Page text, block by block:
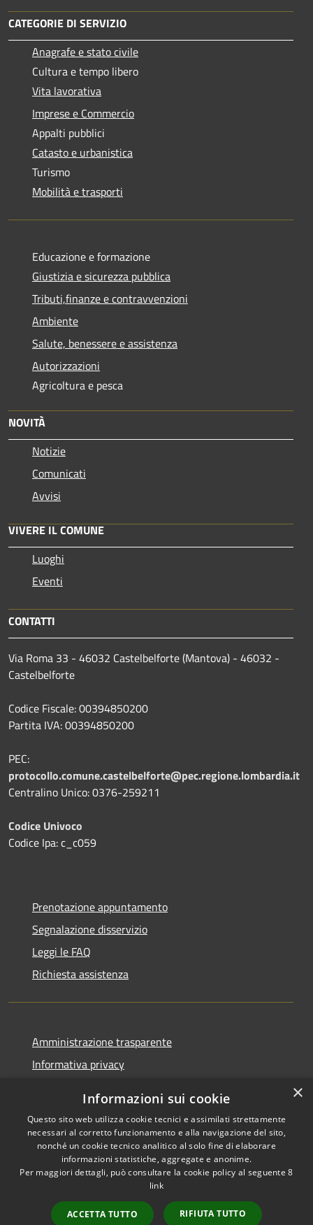
CATEGORIE DI SERVIZIO
Anagrafe e stato civile
Cultura e tempo libero
Vita lavorativa
Imprese e Commercio
Appalti pubblici
Catasto e urbanistica
Turismo
Mobilità e trasporti
Educazione e formazione
Giustizia e sicurezza pubblica
Tributi,finanze e contravvenzioni
Ambiente
Salute, benessere e assistenza
Autorizzazioni
Agricoltura e pesca
NOVITÀ
Notizie
Comunicati
Avvisi
VIVERE IL COMUNE
Luoghi
Eventi
CONTATTI
Via Roma 33 - 46032 Castelbelforte (Mantova) - 46032 -
Castelbelforte
Codice Fiscale: 00394850200
Partita IVA: 00394850200
PEC:
protocollo.comune.castelbelforte@pec.regione.lombardia.it
Centralino Unico: 0376-259211
Codice Univoco
Codice Ipa: c_c059
Prenotazione appuntamento
Segnalazione disservizio
Leggi le FAQ
Richiesta assistenza
Amministrazione trasparente
Informativa privacy
Dichiarazione di accessibilità
RSS
Copyright © 2026 • Comune di
Municipium•
Accesso
×
Informazioni sui cookie
Questo sito web utilizza cookie tecnici e assimilati strettamente
necessari al corretto funzionamento e alla navigazione del sito,
nonché un cookie tecnico analitico al solo fine di elaborare
informazioni statistiche, aggregate e anonime.
Per maggiori dettagli, può consultare la cookie policy al seguente8
link
ACCETTA TUTTO RIFIUTA TUTTO